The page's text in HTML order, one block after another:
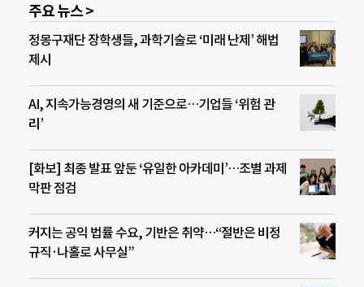
주요 뉴스 >
정몽구재단 장학생들, 과학기술로 ‘미래 난제’ 해법
제시
AI, 지속가능경영의 새 기준으로…기업들 ‘위험 관
리’
[화보] 최종 발표 앞둔 ‘유일한 아카데미’…조별 과제
막판 점검
커지는 공익 법률 수요, 기반은 취약…“절반은 비정
규직·나홀로 사무실”